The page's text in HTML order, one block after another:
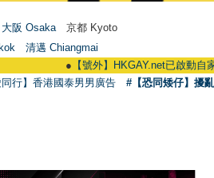
大阪 Osaka 京都 Kyoto
清邁 Chiangmai
【號外】HKGAY.net已啟動自家
行】香港國泰男男廣告 #【恐同矮仔】擾